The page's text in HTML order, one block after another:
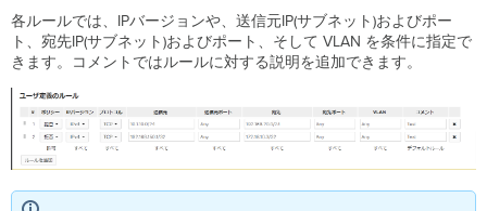
各ルールでは、IPバージョンや、送信元IP(サブネット)およびポー
ト、宛先IP(サブネット)およびポート、そして VLAN を条件に指定で
きます。コメントではルールに対する説明を追加できます。